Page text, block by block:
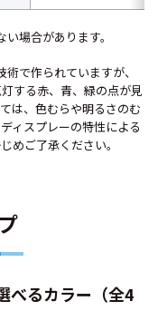
場合があります。
で作られていますが、
する赤、青、緑の点が見
は、色むらや明るさのむ
ィスプレーの特性による
めご了承ください。
べるカラー（全4